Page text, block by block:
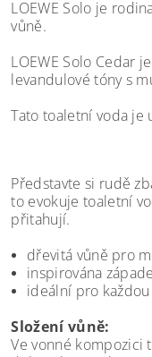
LOEWE Solo je
vůně.
LOEWE Solo Cedar
levandulové tóny s
Tato toaletní voda je
Představte si rudě
to evokuje toaletní
přitahují.
dřevitá vůně pro
inspirována
ideální pro
Složení vůně:
Ve vonné kompozici